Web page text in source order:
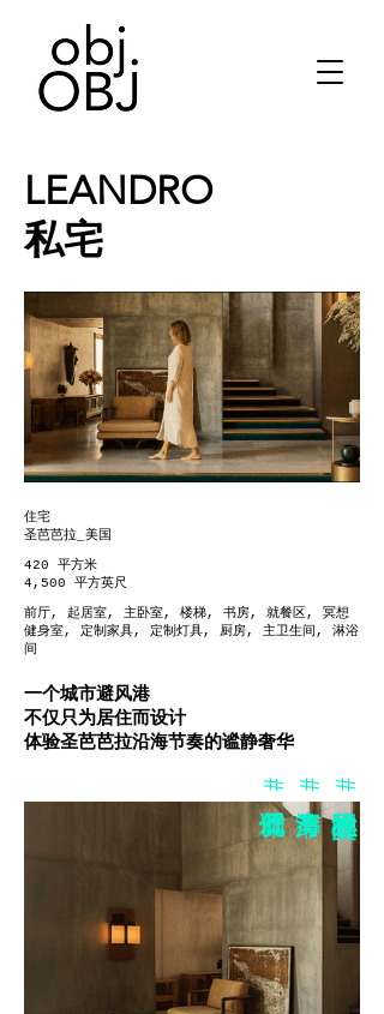
LEANDRO
私宅
住宅
圣芭芭拉_美国
420 平方米
4,500 平方英尺
前厅, 起居室, 主卧室, 楼梯, 书房, 就餐区, 冥想
健身室, 定制家具, 定制灯具, 厨房, 主卫生间, 淋浴
间
一个城市避风港
不仅只为居住而设计
体验圣芭芭拉沿海节奏的谧静奢华
#交织的小片段
#海岸节奏
#低调优雅